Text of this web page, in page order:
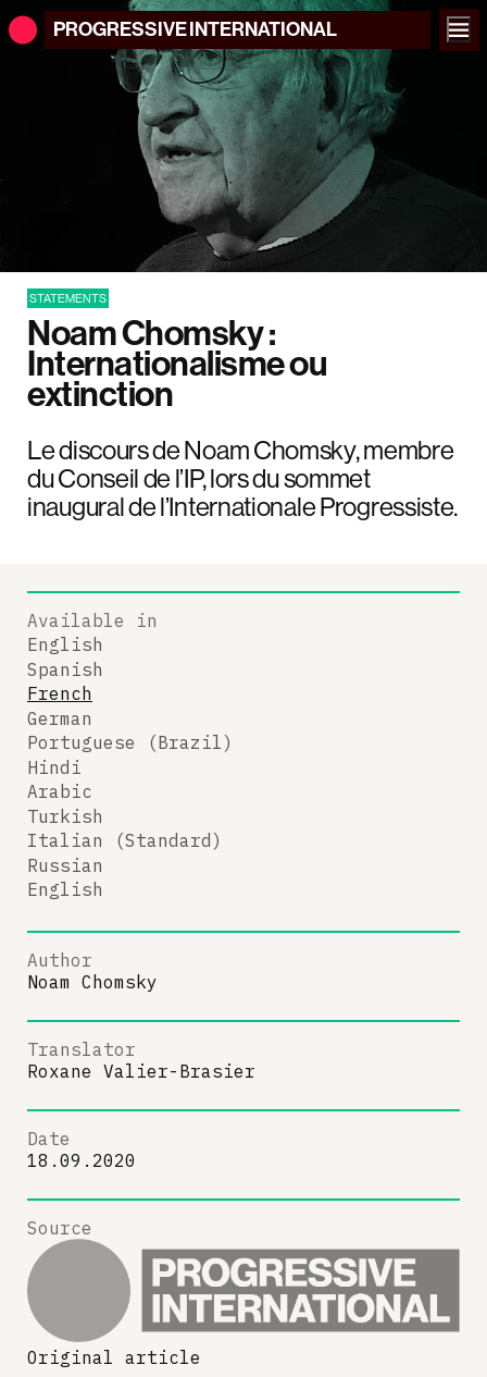
PROGRESSIVEINTERNATIONAL
STATEMENTS
Noam Chomsky :
Internationalisme ou
extinction
Le discours de Noam Chomsky, membre
du Conseil de l’IP, lors du sommet
inaugural de l’Internationale Progressiste.
Available in
English
Spanish
French
German
Portuguese (Brazil)
Hindi
Arabic
Turkish
Italian (Standard)
Russian
English
Author
Noam Chomsky
Translator
Roxane Valier-Brasier
Date
18.09.2020
Source
Original article